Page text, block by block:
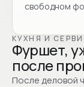
свободном
КУХНЯ И
Фуршет,
после
После деловой